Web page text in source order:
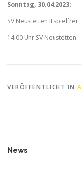
Sonntag, 30.04.2023:
SV Neustetten II spielfrei
14.00 Uhr SV Neustetten –
VERÖFFENTLICHT IN
News